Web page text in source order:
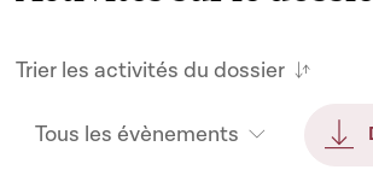
Trier les activités du dossier
Tous les évènements